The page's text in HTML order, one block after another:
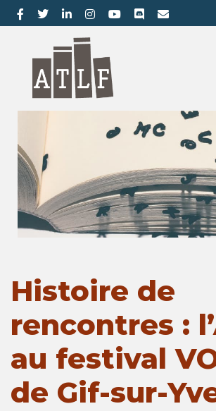
Histoire de
rencontres :
au festival
de Gif-sur-